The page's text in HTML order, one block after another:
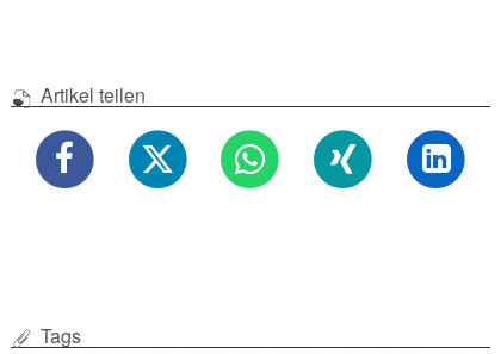
Artikel teilen
Tags